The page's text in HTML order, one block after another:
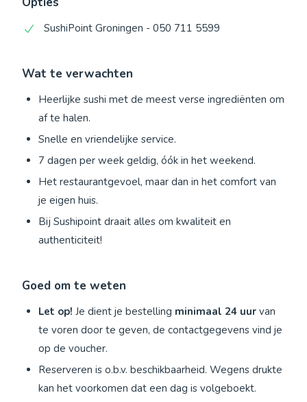
SushiPoint Groningen - 050 711 5599
Wat te verwachten
Heerlijke sushi met de meest verse ingrediënten om
af te halen.
Snelle en vriendelijke service.
7 dagen per week geldig, óók in het weekend.
Het restaurantgevoel, maar dan in het comfort van
je eigen huis.
Bij Sushipoint draait alles om kwaliteit en
authenticiteit!
Goed om te weten
Let op! Je dient je bestelling minimaal 24 uur van
te voren door te geven, de contactgegevens vind je
op de voucher.
Reserveren is o.b.v. beschikbaarheid. Wegens drukte
kan het voorkomen dat een dag is volgeboekt.